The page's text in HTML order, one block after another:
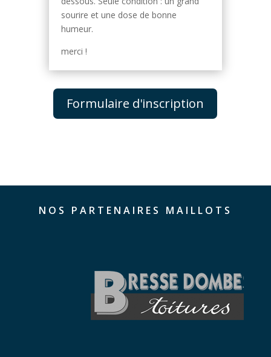
sourire et une dose de bonne
humeur.
merci !
Formulaire d'inscription
NOS PARTENAIRES MAILLOTS